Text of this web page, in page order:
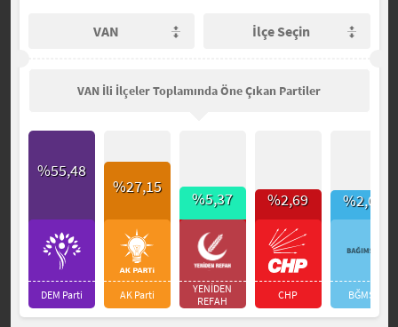
VAN İlçe Seçin
VAN İli İlçeler Toplamında Öne Çıkan Partiler
%55,48
DEM Parti
%27,15
AK Parti
%5,37
YENİDEN
REFAH
%2,69
CHP
%2,01
BĞMSZ